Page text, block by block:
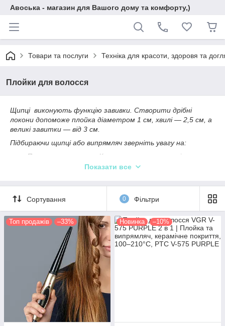
Авоська - магазин для Вашого дому та комфорту,)
Товари та послуги Техніка для красоти, здоровя та
Плойки для волосся
Щипці виконують функцію завивки. Створити дрібні
локони допоможе плойка діаметром 1 см, хвилі — 2,5 см, а
великі завитки — від 3 см.
Підбираючи щипці або випрямляч зверніть увагу на:
Покриття пластин. Краще замовляти техніку з
керамікою або турмаліном. Таке покриття щадяще
завдяки чому волосся перестає електризуватися.
Температурні режими. Для домашнього
Якщо волосся пористе/жорсткої структури, то
можна підібрати модель з температурою нагріву до
Потужність. У побуті досить буде пристрою до 50
Вт. Стайлер-фени мають потужність до 1200 Вт.
Індикатор нагріву. Це можуть бути лампочки або
LED-дисплей.
В якості додаткових функцій: захист від перегріву,
автовідключення, автоматичне обертання насадок.
Показати все
Сортування 0 Фільтри
Топ продажів –33% Новинка –10%